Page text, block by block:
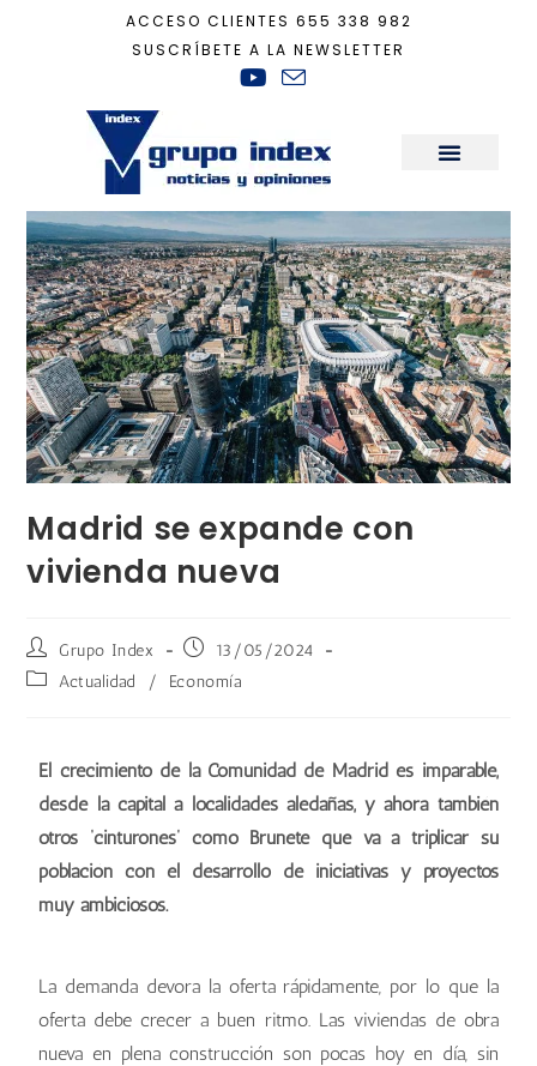
ACCESO CLIENTES 655 338 982
SUSCRÍBETE A LA NEWSLETTER
Actualidad
Madrid se expande con
vivienda nueva
Grupo Index
13/05/2024
Actualidad
/ Economía
El crecimiento de la Comunidad de Madrid es imparable,
desde la capital a localidades aledañas, y ahora también
otros ‘cinturones’ como Brunete que va a triplicar su
población con el desarrollo de iniciativas y proyectos
muy ambiciosos.
La demanda devora la oferta rápidamente, por lo que la
oferta debe crecer a buen ritmo. Las viviendas de obra
nueva en plena construcción son pocas hoy en día, sin